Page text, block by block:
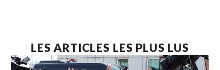
LES ARTICLES LES PLUS LUS